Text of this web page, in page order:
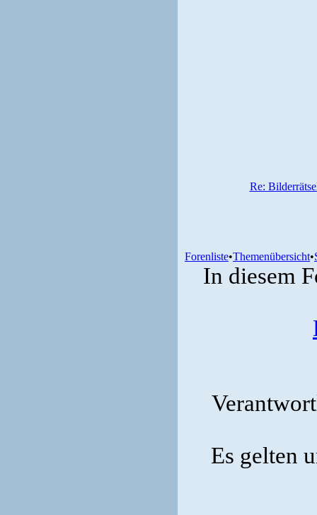
Re:
Forenliste•Themenübersicht•
In diesem
Es gelten